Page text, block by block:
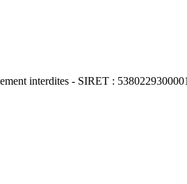
interdites - SIRET :